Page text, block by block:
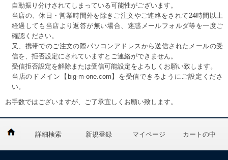
自動振り分けされてしまっている可能性がございます。
当店の、休日・営業時間外を除きご注文やご連絡をされて24時間以上
経過しても当店より返答が無い場合、迷惑メールフォルダ等を一度ご
確認ください。
又、携帯でのご注文の際パソコンアドレスから送信されたメールの受
信を、拒否設定にされていますとご連絡ができません。
受信拒否設定を解除または受信可能設定をよろしくお願い致します。
当店のドメイン【big-m-one.com】を受信できるようにご設定くださ
い。
お手数ではございますが、ご了承宜しくお願い致します。
詳細検索 新規登録 マイページ カートの中